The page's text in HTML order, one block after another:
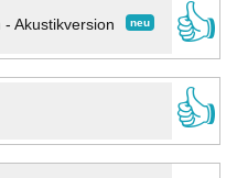
neu
- Akustikversion
👍
👍